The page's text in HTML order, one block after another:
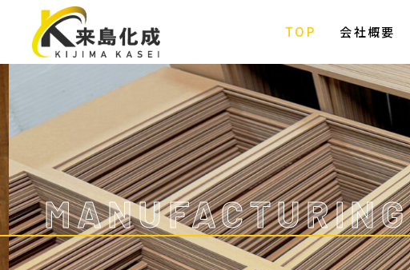
TOP 会社概要
MANUFACTURING